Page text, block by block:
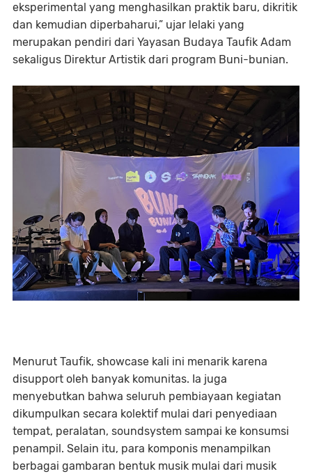
eksperimental yang menghasilkan praktik baru, dikritik
dan kemudian diperbaharui,” ujar lelaki yang
merupakan pendiri dari Yayasan Budaya Taufik Adam
sekaligus Direktur Artistik dari program Buni-bunian.
Menurut Taufik, showcase kali ini menarik karena
disupport oleh banyak komunitas. Ia juga
menyebutkan bahwa seluruh pembiayaan kegiatan
dikumpulkan secara kolektif mulai dari penyediaan
tempat, peralatan, soundsystem sampai ke konsumsi
penampil. Selain itu, para komponis menampilkan
berbagai gambaran bentuk musik mulai dari musik